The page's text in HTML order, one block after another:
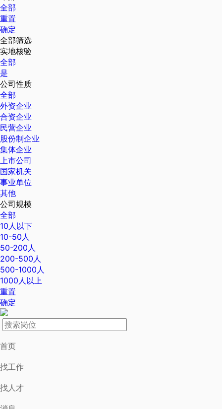
全部
重置
确定
全部筛选
实地核验
全部
是
公司性质
全部
外资企业
合资企业
民营企业
股份制企业
集体企业
上市公司
国家机关
事业单位
其他
公司规模
全部
10人以下
10-50人
50-200人
200-500人
500-1000人
1000人以上
重置
确定
首页
找工作
找人才